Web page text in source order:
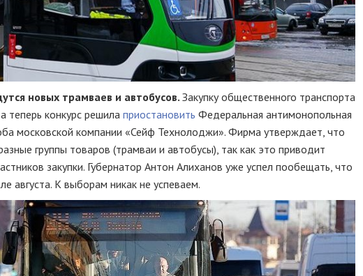
новых трамваев и автобусов. Закупку общественного транспорта
теперь конкурс решилаприостановить Федеральная антимонопольная
московской компании «Сейф Технолоджи». Фирма утверждает, что
группы товаров (трамваи и автобусы), так как это приводит
закупки. Губернатор Антон Алиханов уже успел пообещать, что
августа. К выборам никак не успеваем.